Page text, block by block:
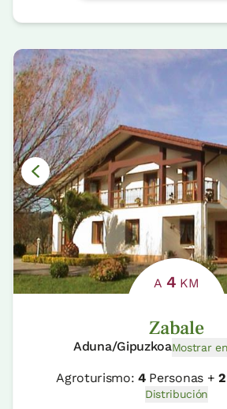
A 4 KM
Zabale
Aduna/GipuzkoaMostrar
Agroturismo:4Personas + 2
Distribución